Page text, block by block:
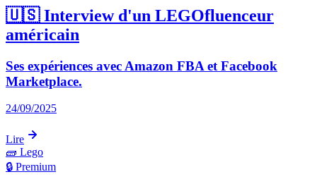
🇺🇸 Interview d'un LEGOfluenceur
américain
Ses expériences avec Amazon FBA et Facebook
Marketplace.
24/09/2025
Lire
🧱 Lego
🔒 Premium